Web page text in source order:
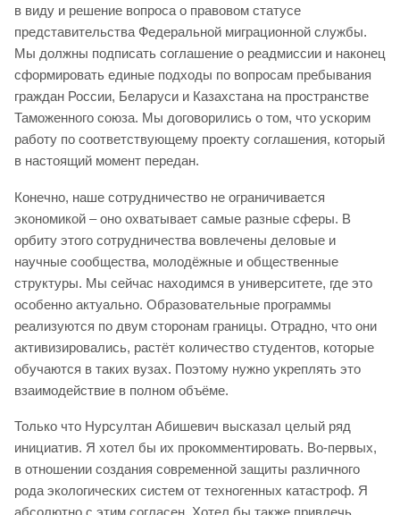
в виду и решение вопроса о правовом статусе
представительства Федеральной миграционной службы.
Мы должны подписать соглашение о реадмиссии и наконец
сформировать единые подходы по вопросам пребывания
граждан России, Беларуси и Казахстана на пространстве
Таможенного союза. Мы договорились о том, что ускорим
работу по соответствующему проекту соглашения, который
в настоящий момент передан.
Конечно, наше сотрудничество не ограничивается
экономикой – оно охватывает самые разные сферы. В
орбиту этого сотрудничества вовлечены деловые и
научные сообщества, молодёжные и общественные
структуры. Мы сейчас находимся в университете, где это
особенно актуально. Образовательные программы
реализуются по двум сторонам границы. Отрадно, что они
активизировались, растёт количество студентов, которые
обучаются в таких вузах. Поэтому нужно укреплять это
взаимодействие в полном объёме.
Только что Нурсултан Абишевич высказал целый ряд
инициатив. Я хотел бы их прокомментировать. Во-первых,
в отношении создания современной защиты различного
рода экологических систем от техногенных катастроф. Я
абсолютно с этим согласен. Хотел бы также привлечь